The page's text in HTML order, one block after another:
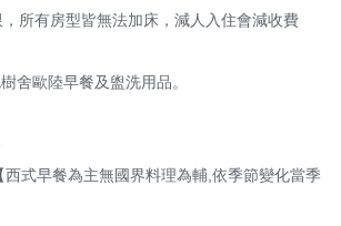
所有房型皆無法加床，減人入住會減收費
舍歐陸早餐及盥洗用品。
式早餐為主無國界料理為輔,依季節變化當季